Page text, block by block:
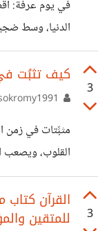
تعالى قدّر أن
وأخلاقك،
في يوم عرفة:
الدنيا، وسط
للوقوف مع
قال النبي ﷺ:
3
كيف تثبُت
مثبِّتات في زمن
القلوب، ويصعب
جمعت لنا هذه
3
القرآن
للمتقين